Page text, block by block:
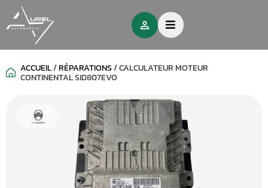
ACCUEIL/RÉPARATIONS/CALCULATEUR MOTEUR
CONTINENTAL SID807EVO